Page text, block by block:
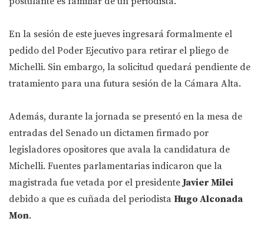
En la sesión de este jueves ingresará formalmente el
pedido del Poder Ejecutivo para retirar el pliego de
Michelli. Sin embargo, la solicitud quedará pendiente de
tratamiento para una futura sesión de la Cámara Alta.
Además, durante la jornada se presentó en la mesa de
entradas del Senado un dictamen firmado por
legisladores opositores que avala la candidatura de
Michelli. Fuentes parlamentarias indicaron que la
magistrada fue vetada por el presidenteJavier Milei
debido a que es cuñada del periodista Hugo Alconada
Mon.